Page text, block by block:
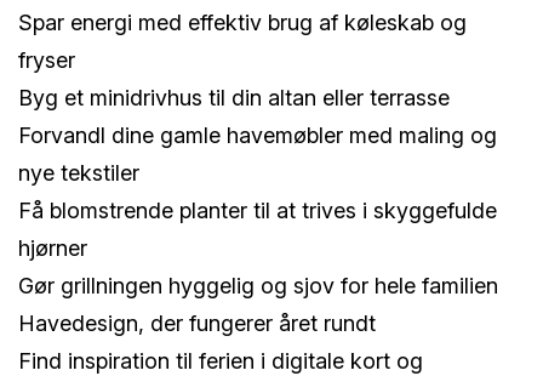
Spar energi med effektiv brug af køleskab og
fryser
Byg et minidrivhus til din altan eller terrasse
Forvandl dine gamle havemøbler med maling og
nye tekstiler
Få blomstrende planter til at trives i skyggefulde
hjørner
Gør grillningen hyggelig og sjov for hele familien
Havedesign, der fungerer året rundt
Find inspiration til ferien i digitale kort og